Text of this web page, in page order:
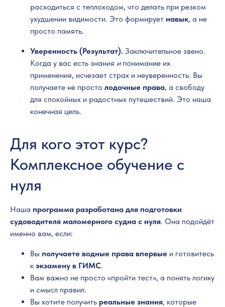
расходиться с теплоходом, что делать при резком
ухудшении видимости. Это формирует навык, а не
просто память.
Уверенность (Результат). Заключительное звено.
Когда у вас есть знания ипонимание их
применения, исчезает страх и неуверенность. Вы
получаете не просто лодочные права, а свободу
для спокойных и радостных путешествий. Это наша
конечная цель.
Для кого этот курс?
Комплексное обучение с
нуля
Наша программа разработана для подготовки
судоводителя маломерного судна с нуля. Она подойдёт
именно вам, если:
Вы получаете водные права впервые и готовитесь
к экзамену в ГИМС.
Вам важно не просто «пройти тест», а понять логику
и смысл правил.
Вы хотите получить реальные знания, которые